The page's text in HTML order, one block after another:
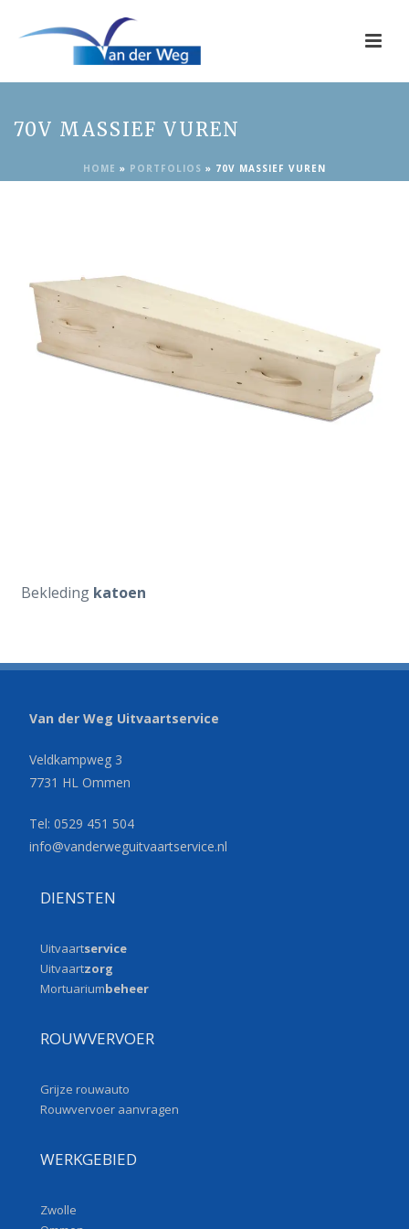
70V MASSIEF VUREN
HOME » PORTFOLIOS » 70V MASSIEF VUREN
Bekleding katoen
Van der Weg Uitvaartservice
Veldkampweg 3
7731 HL Ommen
Tel: 0529 451 504
info@vanderweguitvaartservice.nl
DIENSTEN
Uitvaartservice
Uitvaartzorg
Mortuariumbeheer
ROUWVERVOER
Grijze rouwauto
Rouwvervoer aanvragen
WERKGEBIED
Zwolle